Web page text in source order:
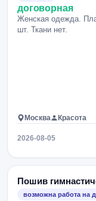
договорная
Женская одежда.
шт. Ткани нет.
Москва Красота
2026-08-05
Пошив
возможна работа на